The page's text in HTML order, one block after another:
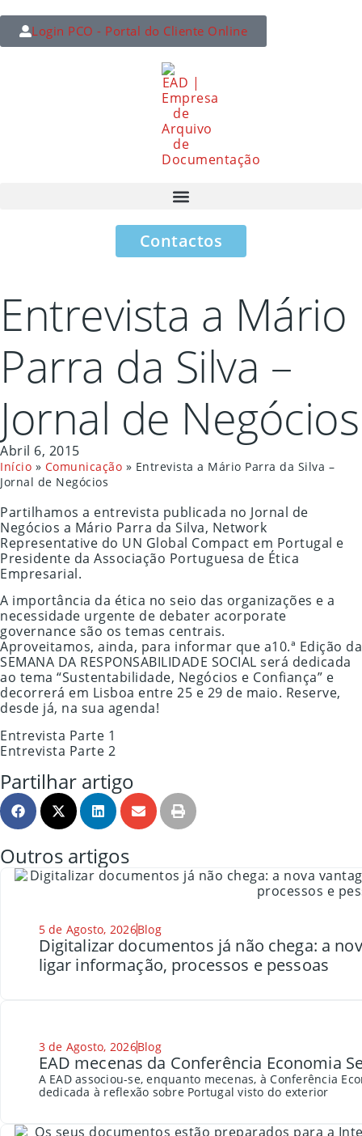
Login PCO - Portal do Cliente Online
Contactos
Entrevista a Mário
Parra da Silva –
Jornal de Negócios
Abril 6, 2015
Início » Comunicação » Entrevista a Mário Parra da Silva –
Jornal de Negócios
Partilhamos a entrevista publicada no Jornal de
Negócios a Mário Parra da Silva, Network
Representative do UN Global Compact em Portugal e
Presidente da Associação Portuguesa de Ética
Empresarial.
A importância da ética no seio das organizações e a
necessidade urgente de debater acorporate
governance são os temas centrais.
Aproveitamos, ainda, para informar que a10.ª Edição da
SEMANA DA RESPONSABILIDADE SOCIAL será dedicada
ao tema “Sustentabilidade, Negócios e Confiança” e
decorrerá em Lisboa entre 25 e 29 de maio. Reserve,
desde já, na sua agenda!
Entrevista Parte 1
Entrevista Parte 2
Partilhar artigo
Outros artigos
5 de Agosto, 2026Blog
Digitalizar documentos já não chega: a
ligar informação, processos e pessoas
3 de Agosto, 2026Blog
EAD mecenas da Conferência Economia
A EAD associou-se, enquanto mecenas, à Conferência
dedicada à reflexão sobre Portugal visto do exterior